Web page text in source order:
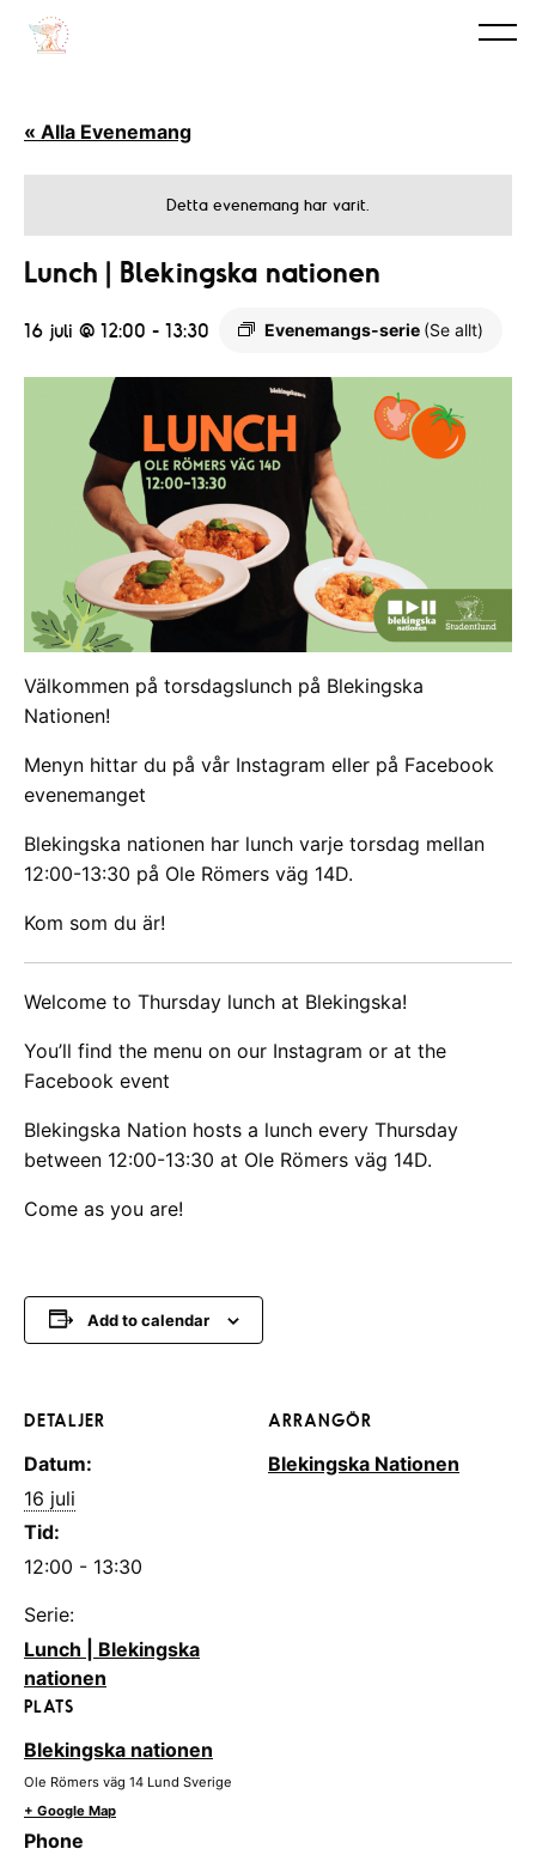
« Alla Evenemang
Detta evenemang har varit.
Lunch | Blekingska nationen
16 juli @ 12:00 - 13:30 Evenemangs-serie (Se allt)
Välkommen på torsdagslunch på Blekingska
Nationen!
Menyn hittar du på vår Instagram eller på Facebook
evenemanget
Blekingska nationen har lunch varje torsdag mellan
12:00-13:30 på Ole Römers väg 14D.
Kom som du är!
Welcome to Thursday lunch at Blekingska!
You’ll find the menu on our Instagram or at the
Facebook event
Blekingska Nation hosts a lunch every Thursday
between 12:00-13:30 at Ole Römers väg 14D.
Come as you are!
Add to calendar
DETALJER
Datum:
16 juli
Tid:
12:00 - 13:30
Serie:
Lunch | Blekingska
nationen
PLATS
Blekingska nationen
Ole Römers väg 14 Lund Sverige
+ Google Map
Phone
ARRANGÖR
Blekingska Nationen